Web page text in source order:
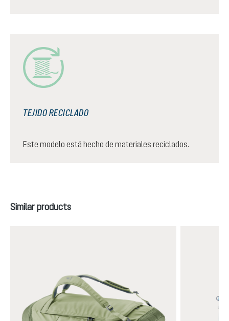
TEJIDO RECICLADO
Este modelo está hecho de materiales reciclados.
Omitir la galería de productos
Similar products